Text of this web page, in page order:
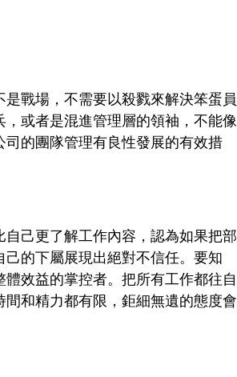
戰場，不需要以殺戮來解決笨蛋員
或者是混進管理層的領袖，不能像
的團隊管理有良性發展的有效措
己更了解工作內容，認為如果把部
的下屬展現出絕對不信任。要知
效益的掌控者。把所有工作都往自
和精力都有限，鉅細無遺的態度會